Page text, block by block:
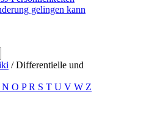
gelingen kann
/ Differentielle und
N O PR S T U V W Z